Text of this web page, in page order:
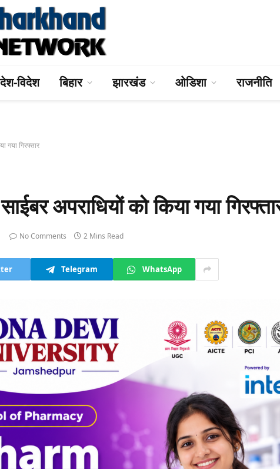
देश-विदेश बिहार झारखंड ओडिशा राजनीति
गया गिरफ्तार
अपराधियों को किया गया
No Comments 2 Mins Read
Telegram WhatsApp